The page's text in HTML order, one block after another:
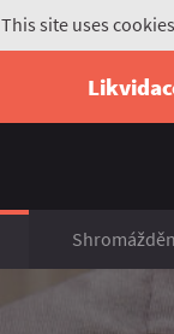
This site uses